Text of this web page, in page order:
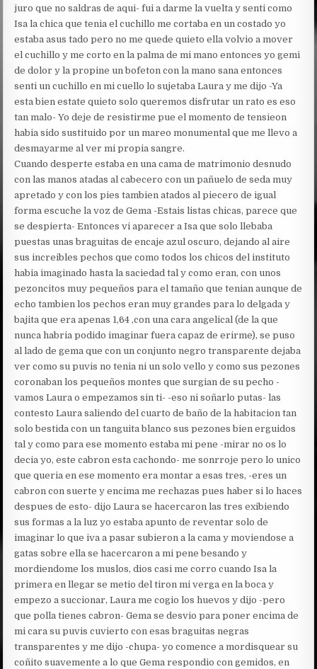
juro que no saldras de aqui- fui a darme la vuelta y senti como
Isa la chica que tenia el cuchillo me cortaba en un costado yo
estaba asus tado pero no me quede quieto ella volvio a mover
el cuchillo y me corto en la palma de mi mano entonces yo gemi
de dolor y la propine un bofeton con la mano sana entonces
senti un cuchillo en mi cuello lo sujetaba Laura y me dijo -Ya
esta bien estate quieto solo queremos disfrutar un rato es eso
tan malo- Yo deje de resistirme pue el momento de tensieon
habia sido sustituido por un mareo monumental que me llevo a
desmayarme al ver mi propia sangre.
Cuando desperte estaba en una cama de matrimonio desnudo
con las manos atadas al cabecero con un pañuelo de seda muy
apretado y con los pies tambien atados al piecero de igual
forma escuche la voz de Gema -Estais listas chicas, parece que
se despierta- Entonces vi aparecer a Isa que solo llebaba
puestas unas braguitas de encaje azul oscuro, dejando al aire
sus increibles pechos que como todos los chicos del instituto
habia imaginado hasta la saciedad tal y como eran, con unos
pezoncitos muy pequeños para el tamaño que tenian aunque de
echo tambien los pechos eran muy grandes para lo delgada y
bajita que era apenas 1,64 ,con una cara angelical (de la que
nunca habria podido imaginar fuera capaz de erirme), se puso
al lado de gema que con un conjunto negro transparente dejaba
ver como su puvis no tenia ni un solo vello y como sus pezones
coronaban los pequeños montes que surgian de su pecho -
vamos Laura o empezamos sin ti- -eso ni soñarlo putas- las
contesto Laura saliendo del cuarto de baño de la habitacion tan
solo bestida con un tanguita blanco sus pezones bien erguidos
tal y como para ese momento estaba mi pene -mirar no os lo
decia yo, este cabron esta cachondo- me sonrroje pero lo unico
que queria en ese momento era montar a esas tres, -eres un
cabron con suerte y encima me rechazas pues haber si lo haces
despues de esto- dijo Laura se hacercaron las tres exibiendo
sus formas a la luz yo estaba apunto de reventar solo de
imaginar lo que iva a pasar subieron a la cama y moviendose a
gatas sobre ella se hacercaron a mi pene besando y
mordiendome los muslos, dios casi me corro cuando Isa la
primera en llegar se metio del tiron mi verga en la boca y
empezo a succionar, Laura me cogio los huevos y dijo -pero
que polla tienes cabron- Gema se desvio para poner encima de
mi cara su puvis cuvierto con esas braguitas negras
transparentes y me dijo -chupa- yo comence a mordisquear su
coñito suavemente a lo que Gema respondio con gemidos, en